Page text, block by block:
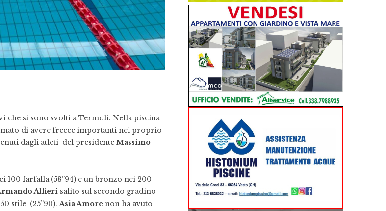
che si sono svolti a Termoli. Nella piscina
di avere frecce importanti nel proprio
dagli atleti del presidente Massimo
100 farfalla (58”94) e un bronzo nei 200
Alfieri salito sul secondo gradino
50 stile (25”90).Asia Amore non ha avuto